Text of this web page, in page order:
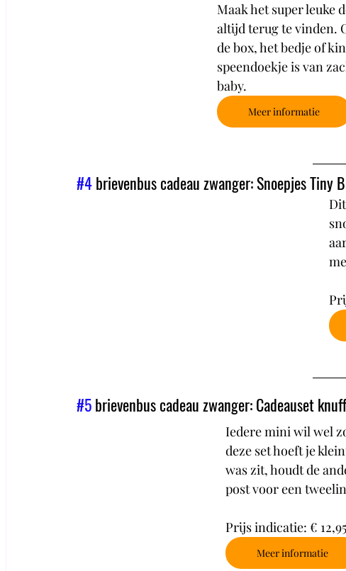
Maak het super leuke
altijd terug te vinden.
de box, het bedje of
speendoekje is van
baby.
Meer informatie
#4 brievenbus cadeau zwanger: Snoepjes Tiny
#5 brievenbus cadeau zwanger: Cadeauset
Iedere mini wil wel
deze set hoeft je
was zit, houdt de
post voor een
Prijs indicatie: €
Meer informatie